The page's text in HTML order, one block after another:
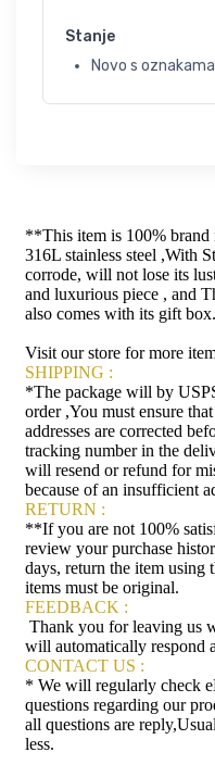
Stanje
Novo s oznakama